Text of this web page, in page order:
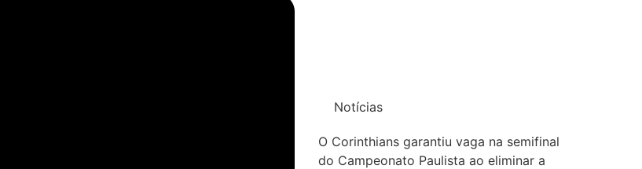
Notícias
O Corinthians garantiu vaga na semifinal
do Campeonato Paulista ao eliminar a